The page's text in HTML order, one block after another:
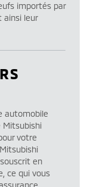
importés par
ainsi leur
automobile
Mitsubishi
votre
en
ce qui vous